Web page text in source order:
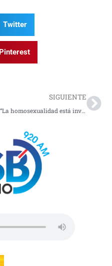
Twitter
Pinterest
SIGUIENTE
“La homosexualidad está invadiendo la iglesia”